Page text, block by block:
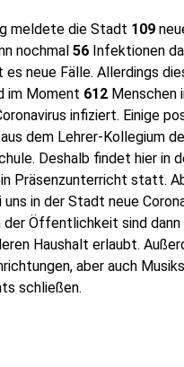
meldete die Stadt 109
nochmal 56 Infektionen
neue Fälle. Allerdings
im Moment 612 Menschen
infiziert. Einige
dem Lehrer-Kollegium
Deshalb findet hier in
Präsenzunterricht statt.
in der Stadt neue
Öffentlichkeit sind dann
Haushalt erlaubt.
aber auch
schließen.